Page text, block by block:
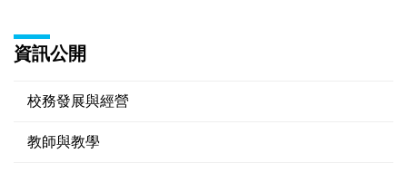
資訊公開
校務發展與經營
教師與教學